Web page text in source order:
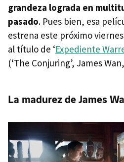
grandeza lograda en
pasado. Pues bien, esa
estrena este próximo
al título de ‘Expediente
(‘The Conjuring’, James
La madurez de James